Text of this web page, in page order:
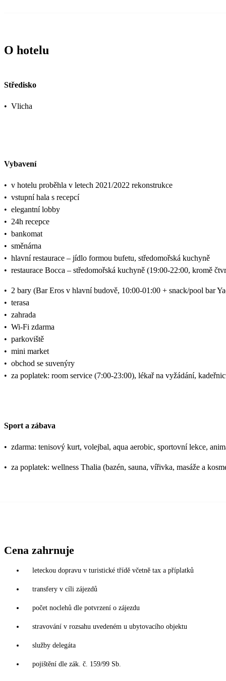
O hotelu
Středisko
• Vlicha
Vybavení
• v hotelu proběhla v letech 2021/2022 rekonstrukce
• vstupní hala s recepcí
• elegantní lobby
• 24h recepce
• bankomat
• směnárna
• hlavní restaurace – jídlo formou bufetu, středomořská kuchyně
• restaurace Bocca – středomořská kuchyně (19:00-22:00, kromě
• 2 bary (Bar Eros v hlavní budově, 10:00-01:00 + snack/pool bar
• terasa
• zahrada
• Wi-Fi zdarma
• parkoviště
• mini market
• obchod se suvenýry
• za poplatek: room service (7:00-23:00), lékař na vyžádání,
Sport a zábava
• zdarma: tenisový kurt, volejbal, aqua aerobic, sportovní lekce,
• za poplatek: wellness Thalia (bazén, sauna, vířivka, masáže a
Cena zahrnuje
leteckou dopravu v turistické třídě včetně tax a příplatků
transfery v cíli zájezdů
počet noclehů dle potvrzení o zájezdu
stravování v rozsahu uvedeném u ubytovacího objektu
služby delegáta
pojištění dle zák. č. 159/99 Sb.